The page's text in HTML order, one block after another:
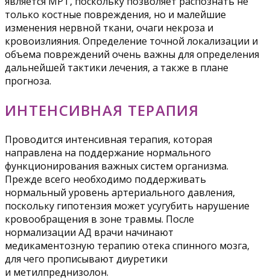
только костные повреждения, но и малейшие
изменения нервной ткани, очаги некроза и
кровоизлияния. Определение точной локализации и
объема повреждений очень важны для определения
дальнейшей тактики лечения, а также в плане
прогноза.
ИНТЕНСИВНАЯ ТЕРАПИЯ
Проводится интенсивная терапия, которая
направлена на поддержание нормального
функционирования важных систем организма.
Прежде всего необходимо поддерживать
нормальный уровень артериального давления,
поскольку гипотензия может усугубить нарушение
кровообращения в зоне травмы. После
нормализации АД врачи начинают
медикаментозную терапию отека спинного мозга,
для чего прописывают диуретики
и метилпреднизолон.